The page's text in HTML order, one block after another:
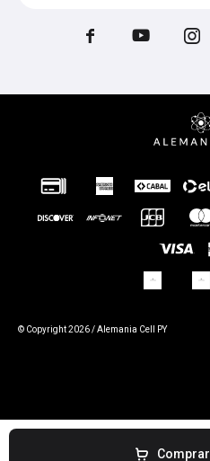
Comprar
  
© Copyright 2026 / Alemania Cell PY